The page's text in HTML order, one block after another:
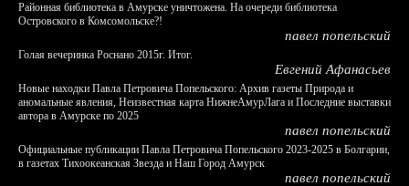
Районная библиотека в Амурске уничтожена. На очереди библиотека
Островского в Комсомольске?!
павел попельский
Голая вечеринка Роснано 2015г. Итог.
Евгений Афанасьев
Новые находки Павла Петровича Попельского: Архив газеты Природа и
аномальные явления, Неизвестная карта НижнеАмурЛага и Последние выставки
автора в Амурске по 2025
павел попельский
Официальные публикации Павла Петровича Попельского 2023-2025 в Болгарии,
в газетах Тихоокеанская Звезда и Наш Город Амурск
павел попельский